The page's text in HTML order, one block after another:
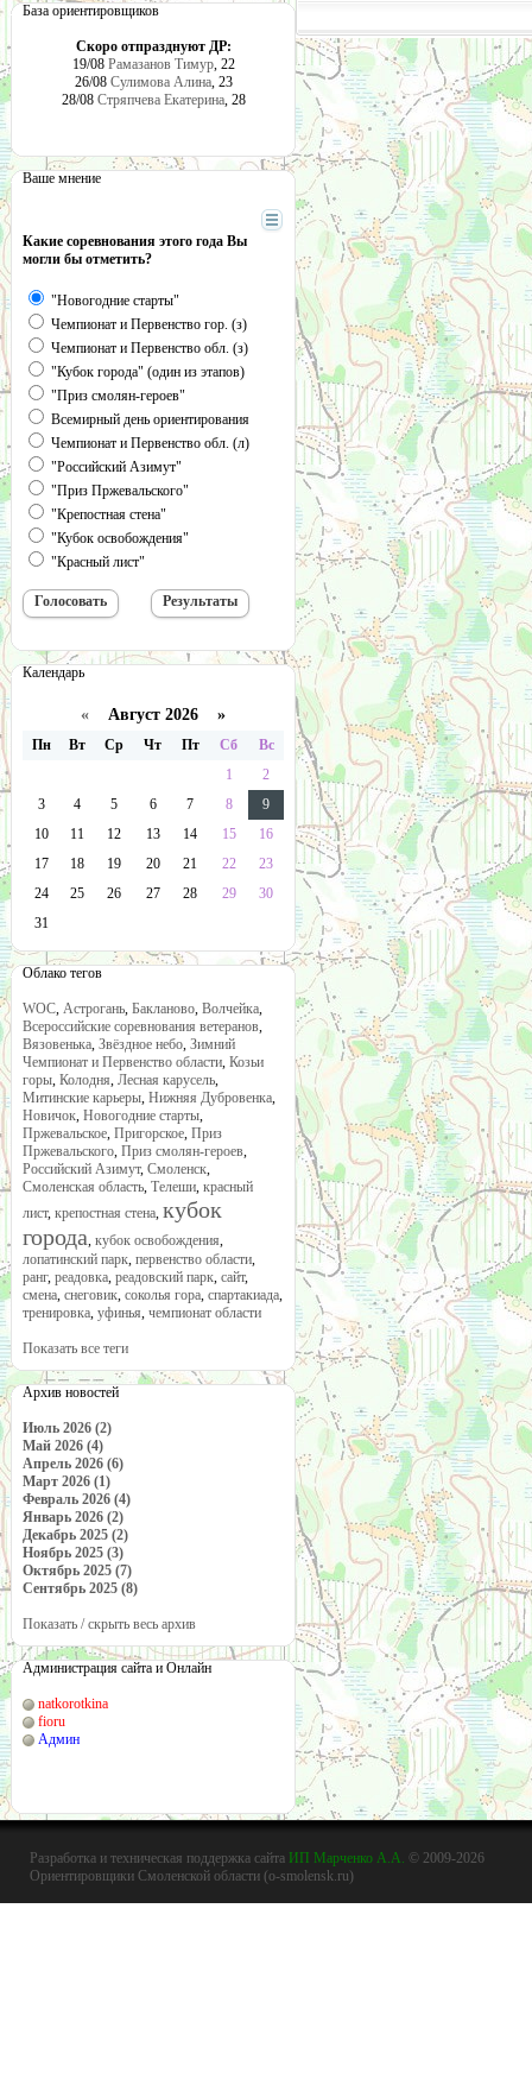
База ориентировщиков
Скоро отпразднуют ДР:
19/08 Рамазанов Тимур, 22
26/08 Сулимова Алина, 23
28/08 Стряпчева Екатерина, 28
Ваше мнение
Какие соревнования этого года Вы
могли бы отметить?
"Новогодние старты"
Чемпионат и Первенство гор. (з)
Чемпионат и Первенство обл. (з)
"Кубок города" (один из этапов)
"Приз смолян-героев"
Всемирный день ориентирования
Чемпионат и Первенство обл. (л)
"Российский Азимут"
"Приз Пржевальского"
"Крепостная стена"
"Кубок освобождения"
"Красный лист"
Календарь
« Август 2026 »
Пн Вт Ср Чт Пт Сб
Вс
1
2
3
4 5 6 7 8
9
10
11 12 13 14 15
16
17
18 19 20 21 22
23
24
25 26 27 28 29
30
31
Облако тегов
WOC, Астрогань, Бакланово, Волчейка,
Всероссийские соревнования ветеранов,
Вязовенька, Звёздное небо, Зимний
Чемпионат и Первенство области, Козьи
горы, Колодня, Лесная карусель,
Митинские карьеры, Нижняя Дубровенка,
Новичок, Новогодние старты,
Пржевальское, Пригорское, Приз
Пржевальского, Приз смолян-героев,
Российский Азимут, Смоленск,
Смоленская область, Телеши, красный
лист, крепостная стена, кубок
города, кубок освобождения,
лопатинский парк, первенство области,
ранг, реадовка, реадовский парк, сайт,
смена, снеговик, соколья гора, спартакиада,
тренировка, уфинья, чемпионат области
Показать все теги
Архив новостей
Июль 2026 (2)
Май 2026 (4)
Апрель 2026 (6)
Март 2026 (1)
Февраль 2026 (4)
Январь 2026 (2)
Декабрь 2025 (2)
Ноябрь 2025 (3)
Октябрь 2025 (7)
Сентябрь 2025 (8)
Показать / скрыть весь архив
Администрация сайта и Онлайн
natkorotkina
fioru
Админ
Разработка и техническая поддержка сайта ИП Марченко А.А. © 2009-2026
Ориентировщики Смоленской области (o-smolensk.ru)